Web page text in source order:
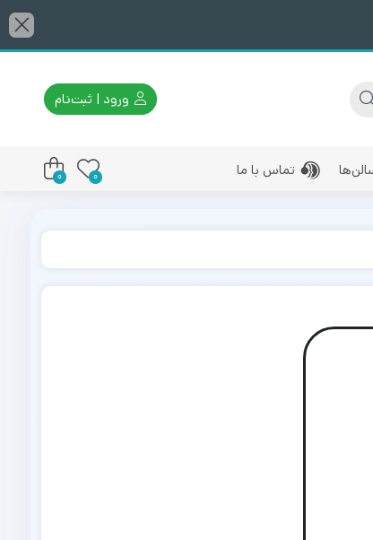
ورود | ثبت‌نام
تماس با ما 0
0